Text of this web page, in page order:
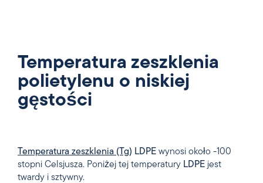
Temperatura zeszklenia
polietylenu o niskiej
gęstości
Temperatura zeszklenia (Tg) LDPE wynosi około -100
stopni Celsjusza. Poniżej tej temperatury LDPE jest
twardy i sztywny.